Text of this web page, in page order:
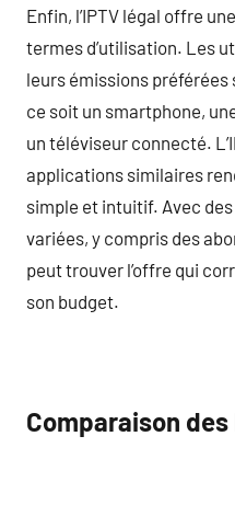
Enfin, l’IPTV légal offre
termes d’utilisation. Les
leurs émissions
ce soit un smartphone,
un téléviseur connecté.
applications similaires
simple et intuitif. Avec
variées, y compris des
peut trouver l’offre qui
son budget.
Comparaison des